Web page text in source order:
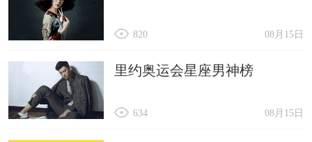
08月15日
820
里约奥运会星座男神榜
08月15日
634